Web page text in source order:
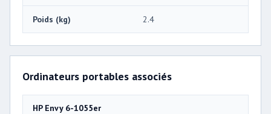
Poids (kg) 2.4
Ordinateurs portables associés
HP Envy 6-1055er